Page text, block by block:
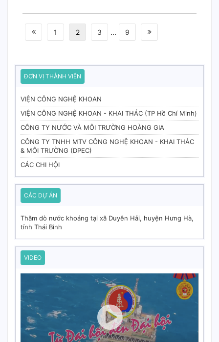
1 2 3 ... 9
ĐƠN VỊ THÀNH VIÊN
VIỆN CÔNG NGHỆ KHOAN
VIỆN CÔNG NGHỆ KHOAN - KHAI THÁC (TP Hồ Chí Minh)
CÔNG TY NƯỚC VÀ MÔI TRƯỜNG HOÀNG GIA
CÔNG TY TNHH MTV CÔNG NGHỆ KHOAN - KHAI THÁC
& MÔI TRƯỜNG (DPEC)
CÁC CHI HỘI
CÁC DỰ ÁN
Thăm dò nước khoáng tại xã Duyên Hải, huyện Hưng Hà,
tỉnh Thái Bình
VIDEO